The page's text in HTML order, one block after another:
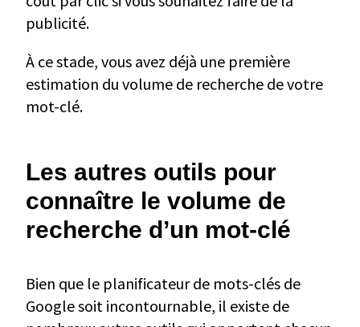
publicité.
À ce stade, vous avez déjà une première
estimation du volume de recherche de votre
mot-clé.
Les autres outils pour
connaître le volume de
recherche d’un mot-clé
Bien que le planificateur de mots-clés de
Google soit incontournable, il existe de